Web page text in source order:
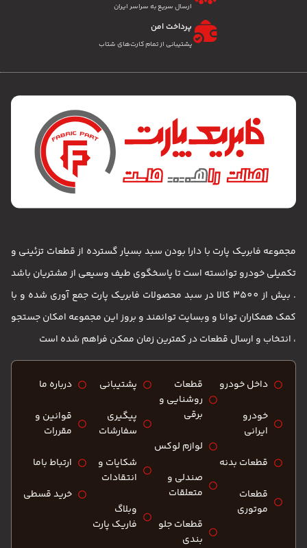
ارسال سریع به سراسر ایران
پرداخت امن
پشتیبانی از تمام کارت‌های شتاب
مجموعه فابریک پارت با دارا بودن سبد بسیار گسترده از قطعات تزئینی و
تکمیلی خودرو توانسته است تا پاسخگوی طیف وسیعی از مشتریان باشد
. بیش از 3500 کالا در سبد محصولات فابریک پارت جمع آوری شده و با
کمک همکاران توانا و وبسایت توانمند و بروز این مجموعه امکان جستجو
، انتخاب و ارسال قطعات در کمترین زمان ممکن فراهم شده است
داخل خودرو
خودرو
ایرانی
قطعات بدنه
قطعات
موتوری
قطعات
روشنایی و
برقی
لوازم لوکس
صندلی و
متعلقات
قطعات جلو
بندی
پشتیبانی
پیگیری
سفارشات
شکایات و
انتقادات
وبلاگ
فاریک پارت
درباره ما
قوانین و
مقررات
ارتباط باما
خرید قسطی